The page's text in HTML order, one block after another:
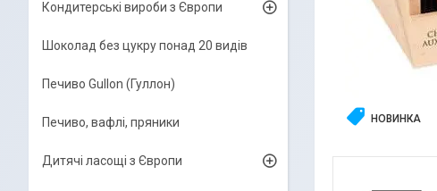
НОВИНКА
Кондитерські вироби з Європи
Шоколад без цукру понад 20 видів
Печиво Gullon (Гуллон)
Печиво, вафлі, пряники
Дитячі ласощі з Європи